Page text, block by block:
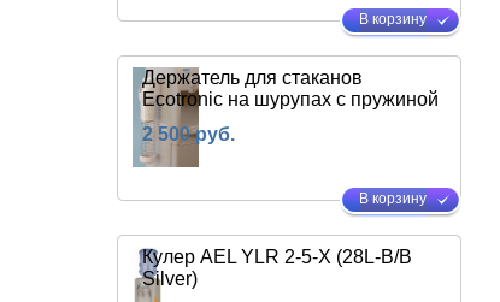
В корзину
Держатель для стаканов
Ecotronic на шурупах с пружиной
2 500 руб.
В корзину
Кулер AEL YLR 2-5-X (28L-B/B
Silver)